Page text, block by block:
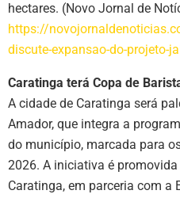
hectares. (Novo Jornal de
https://
discute-expansao-do-projeto-
Caratinga terá Copa de
A cidade de Caratinga será
Amador, que integra a
do município, marcada para
2026. A iniciativa é
Caratinga, em parceria com a